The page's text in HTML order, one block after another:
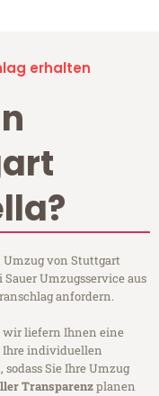
erhalten
von Stuttgart
Umzugsservice aus
anfordern.
wir liefern Ihnen eine
Ihre individuellen
Sie Ihre Umzug
Transparenzplanen